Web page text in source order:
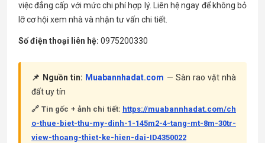
việc đẳng cấp với mức chi phí hợp lý. Liên hệ ngay để không bỏ
lỡ cơ hội xem nhà và nhận tư vấn chi tiết.
Số điện thoại liên hệ: 0975200330
📌 Nguồn tin: Muabannhadat.com — Sàn rao vặt nhà
đất uy tín
🔗 Tin gốc + ảnh chi tiết: https://muabannhadat.com/ch
o-thue-biet-thu-my-dinh-1-145m2-4-tang-mt-8m-30tr-
view-thoang-thiet-ke-hien-dai-ID4350022